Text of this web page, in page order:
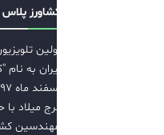
کشاورز پلاس
اولین
ایران به
مهندسین